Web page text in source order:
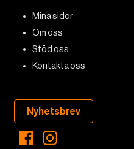
Mina sidor
Om oss
Stöd oss
Kontakta oss
Nyhetsbrev